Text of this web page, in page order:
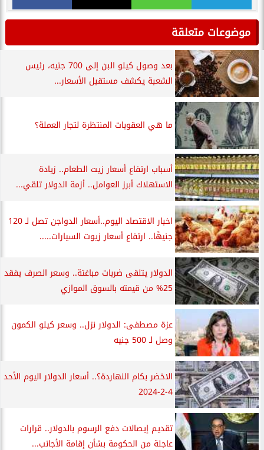
موضوعات متعلقة
بعد وصول كيلو البن إلى 700 جنيه، رئيس
الشعبة يكشف مستقبل الأسعار...
ما هي العقوبات المنتظرة لتجار العملة؟
أسباب ارتفاع أسعار زيت الطعام.. زيادة
الاستهلاك أبرز العوامل.. أزمة الدولار تلقي...
اخبار الاقتصاد اليوم..أسعار الدواجن تصل لـ 120
جنيهًا.. ارتفاع أسعار زيوت السيارات.....
الدولار يتلقى ضربات مباغتة.. وسعر الصرف يفقد
25% من قيمته بالسوق الموازي
عزة مصطفى: الدولار نزل.. وسعر كيلو الكمون
وصل لـ 500 جنيه
الاخضر بكام النهاردة؟.. أسعار الدولار اليوم الأحد
4-2-2024
تقديم إيصالات دفع الرسوم بالدولار.. قرارات
عاجلة من الحكومة بشأن إقامة الأجانب...